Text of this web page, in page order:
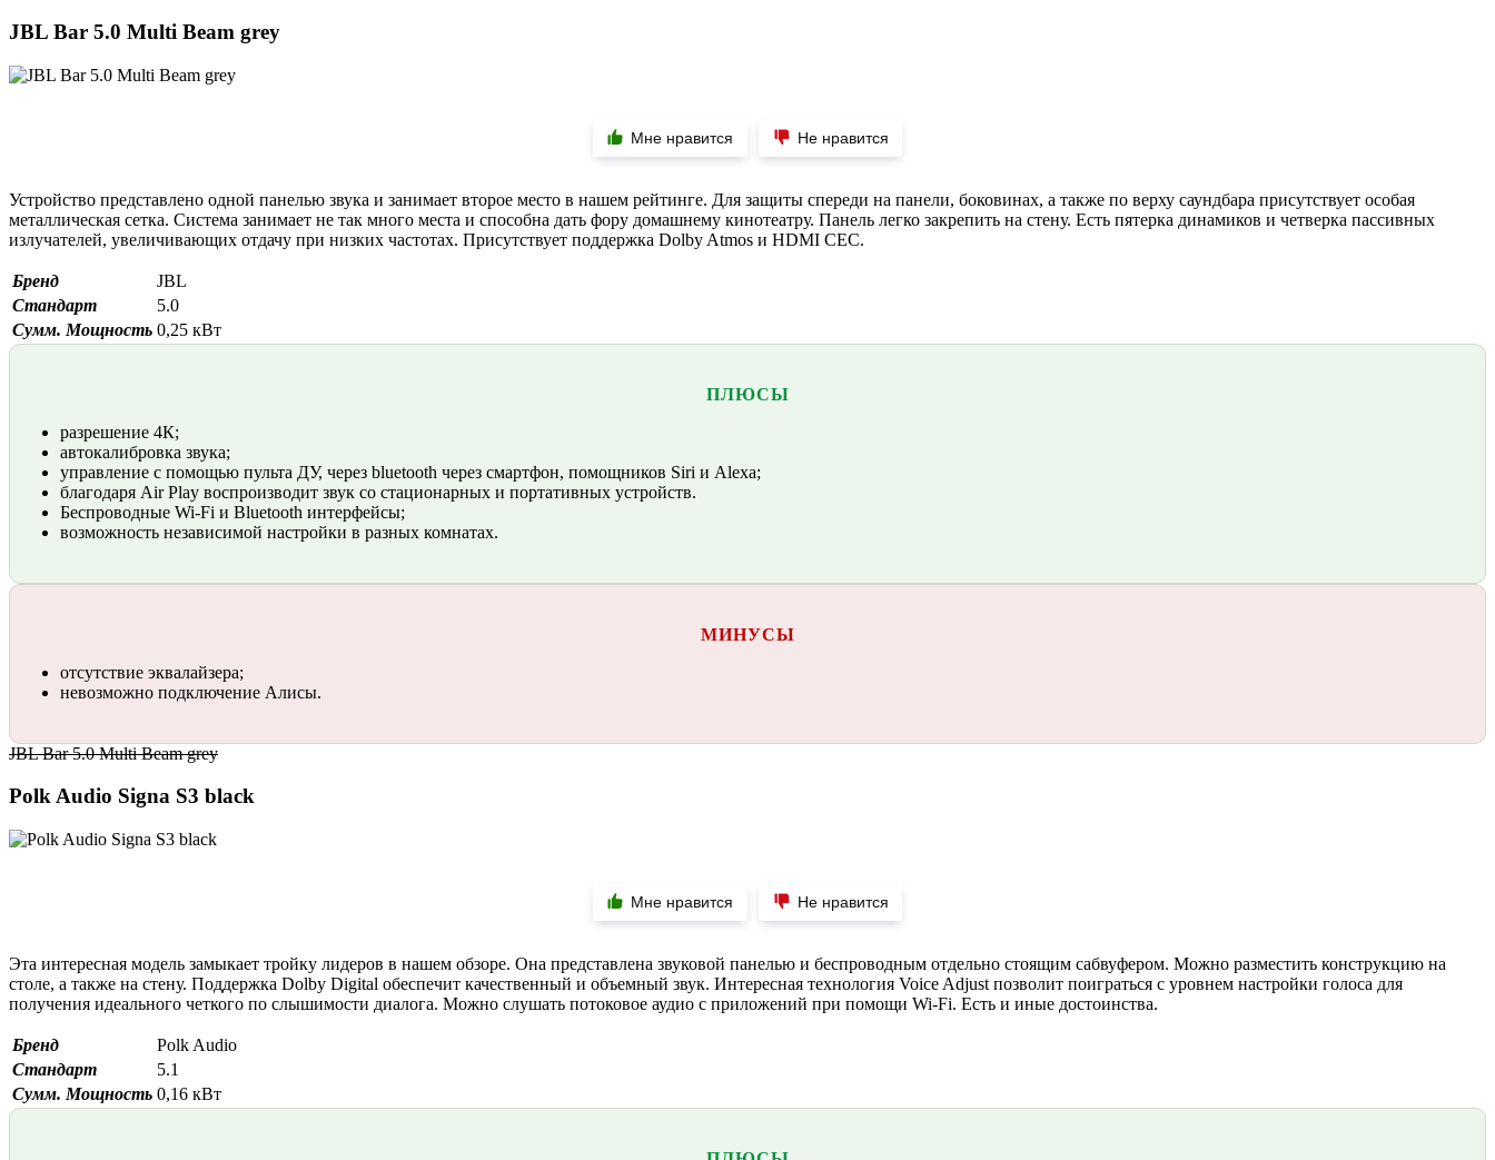
JBL Bar 5.0 Multi Beam grеy
Мне нравится Не нравится
Устройство представлено одной панелью звука и занимает второе место в нашем рейтинге. Для защиты спереди на панели, боковинах, а также по верху саундбара присутствует особая
металлическая сетка. Система занимает не так много места и способна дать фору домашнему кинотеатру. Панель легко закрепить на стену. Есть пятерка динамиков и четверка пассивных
излучателей, увеличивающих отдачу при низких частотах. Присутствует поддержка Dolby Atmos и HDMI CEC.
Бренд
JBL
Стандарт
5.0
Сумм. Мощность 0,25 кВт
ПЛЮСЫ
разрешение 4К;
автокалибровка звука;
управление с помощью пульта ДУ, через bluetooth через смартфон, помощников Siri и Alexa;
благодаря Air Play воспроизводит звук со стационарных и портативных устройств.
Беспроводные Wi-Fi и Bluetooth интерфейсы;
возможность независимой настройки в разных комнатах.
МИНУСЫ
отсутствие эквалайзера;
невозможно подключение Алисы.
JBL Bar 5.0 Multi Beam grеy
Polk Audio Signa S3 black
Мне нравится Не нравится
Эта интересная модель замыкает тройку лидеров в нашем обзоре. Она представлена звуковой панелью и беспроводным отдельно стоящим сабвуфером. Можно разместить конструкцию на
столе, а также на стену. Поддержка Dolby Digital обеспечит качественный и объемный звук. Интересная технология Voice Adjust позволит поиграться с уровнем настройки голоса для
получения идеального четкого по слышимости диалога. Можно слушать потоковое аудио с приложений при помощи Wi-Fi. Есть и иные достоинства.
Бренд
Polk Audio
Стандарт
5.1
Сумм. Мощность 0,16 кВт